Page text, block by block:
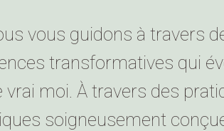
vous guidons à travers
transformatives qui
vrai moi. À travers des
soigneusement